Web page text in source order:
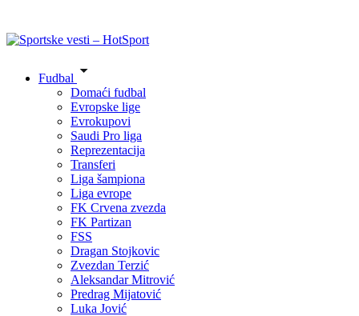
Fudbal
Domaći fudbal
Evropske lige
Evrokupovi
Saudi Pro liga
Reprezentacija
Transferi
Liga šampiona
Liga evrope
FK Crvena zvezda
FK Partizan
FSS
Dragan Stojkovic
Zvezdan Terzić
Aleksandar Mitrović
Predrag Mijatović
Luka Jović